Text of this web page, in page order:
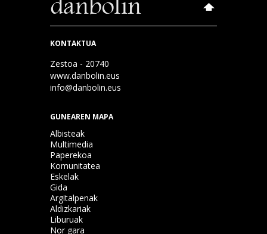
KONTAKTUA
Zestoa - 20740
www.danbolin.eus
info@danbolin.eus
GUNEAREN MAPA
Albisteak
Multimedia
Paperekoa
Komunitatea
Eskelak
Gida
Argitalpenak
Aldizkariak
Liburuak
Nor gara